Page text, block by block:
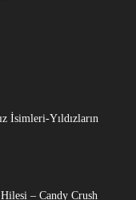
İsimleri-Yıldızların
– Candy Crush